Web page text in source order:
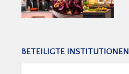
BETEILIGTE INSTITUTIONEN